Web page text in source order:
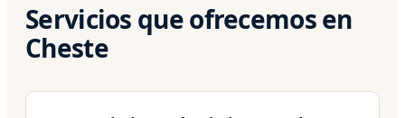
Servicios que ofrecemos en
Cheste